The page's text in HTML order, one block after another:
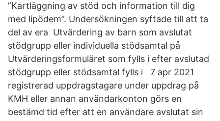
”Kartläggning av stöd och information till dig
med lipödem”. Undersökningen syftade till att ta
del av era Utvärdering av barn som avslutat
stödgrupp eller individuella stödsamtal på
Utvärderingsformuläret som fylls i efter avslutad
stödgrupp eller stödsamtal fylls i 7 apr 2021
registrerad uppdragstagare under uppdrag på
KMH eller annan användarkonton görs en
bestämd tid efter att en användare avslutat sin